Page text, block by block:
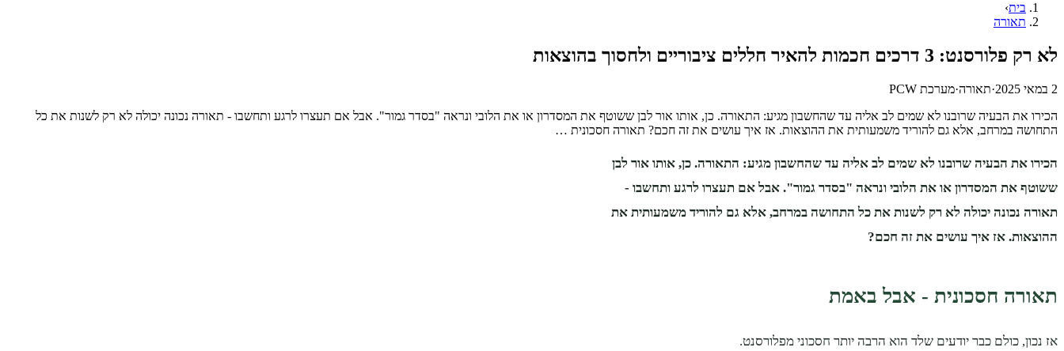
בית›
תאורה
לא רק פלורסנט: 3 דרכים חכמות להאיר חללים ציבוריים ולחסוך בהוצאות
2 במאי 2025 ·תאורה·מערכת PCW
הכירו את הבעיה שרובנו לא שמים לב אליה עד שהחשבון מגיע: התאורה. כן, אותו אור לבן ששוטף את המסדרון או את הלובי ונראה "בסדר גמור". אבל אם תעצרו לרגע ותחשבו - תאורה נכונה יכולה לא רק לשנות את כל
התחושה במרחב, אלא גם להוריד משמעותית את ההוצאות. אז איך עושים את זה חכם? תאורה חסכונית …
הכירו את הבעיה שרובנו לא שמים לב אליה עד שהחשבון מגיע: התאורה. כן, אותו אור לבן
ששוטף את המסדרון או את הלובי ונראה "בסדר גמור". אבל אם תעצרו לרגע ותחשבו -
תאורה נכונה יכולה לא רק לשנות את כל התחושה במרחב, אלא גם להוריד משמעותית את
ההוצאות. אז איך עושים את זה חכם?
תאורה חסכונית - אבל באמת
אז נכון, כולם כבר יודעים שלד הוא הרבה יותר חסכוני מפלורסנט.